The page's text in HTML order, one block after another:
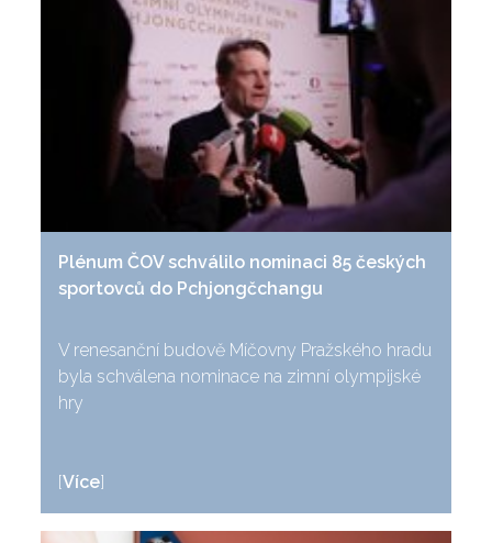
Plénum ČOV schválilo nominaci 85 českých
sportovců do Pchjongčchangu
V renesanční budově Míčovny Pražského hradu
byla schválena nominace na zimní olympijské
hry
[Více]